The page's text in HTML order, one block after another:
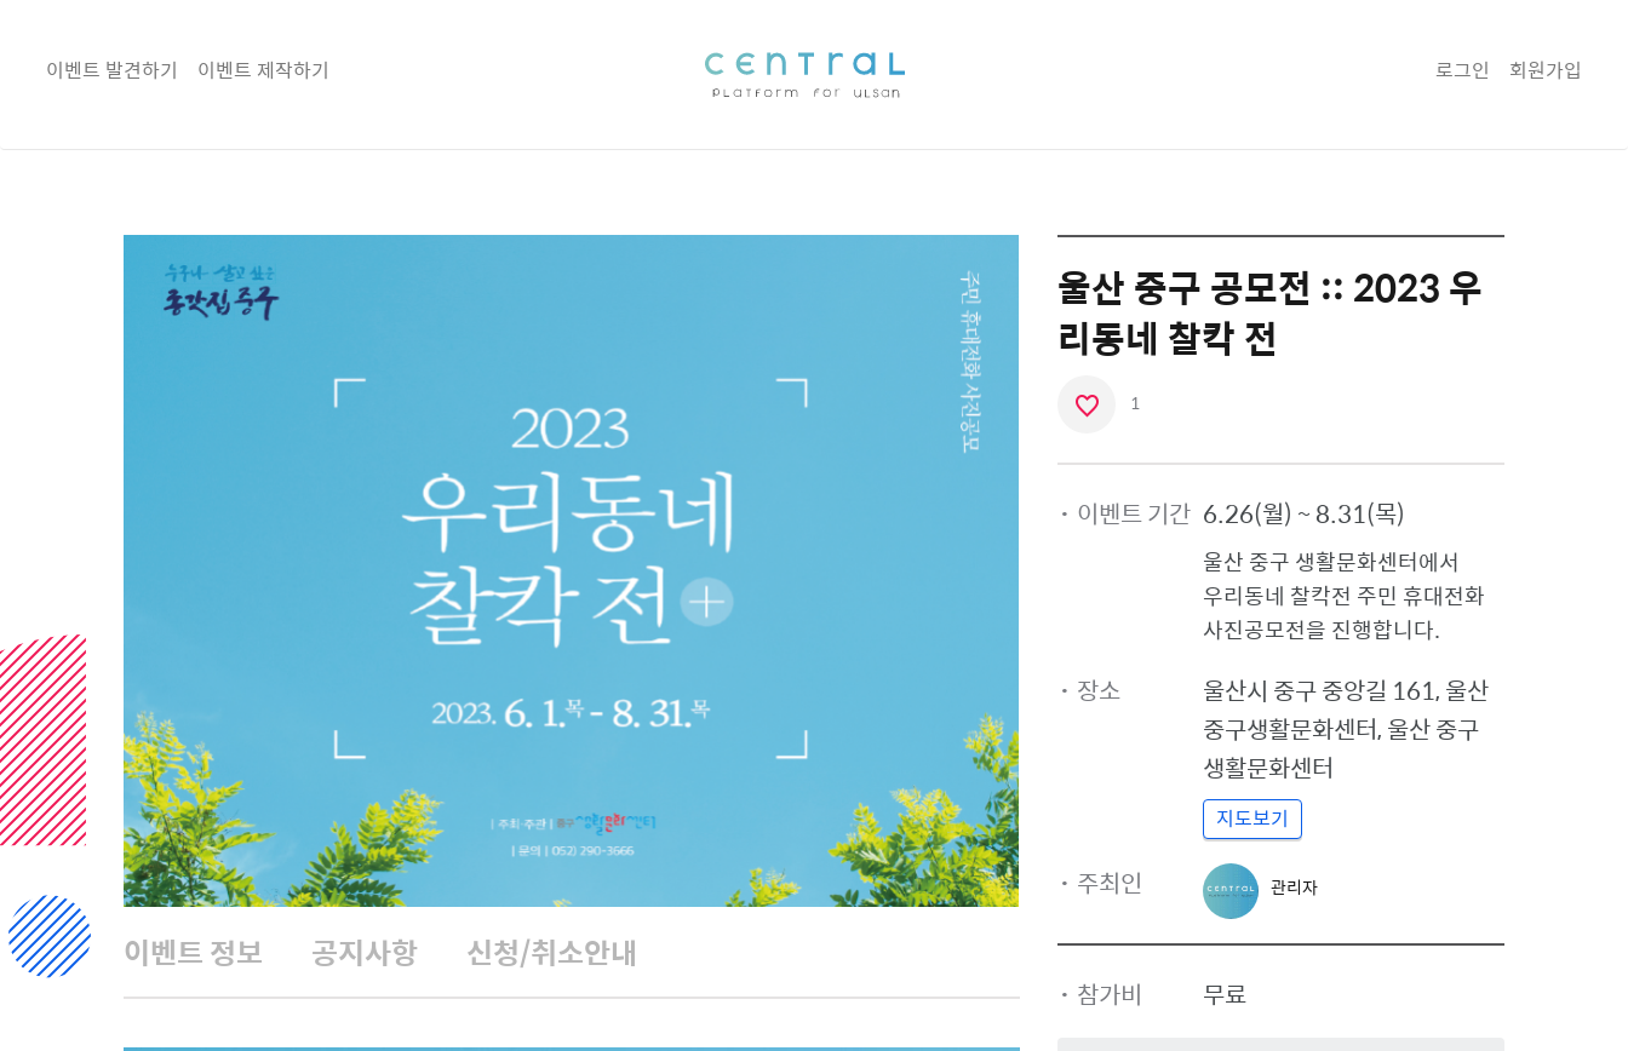
이벤트 발견하기 이벤트 제작하기 로그인 회원가입
울산 중구 공모전 :: 2023 우
리동네 찰칵 전
아
요
아
1
· 이벤트 기간 6.26(월) ~ 8.31(목)
울산 중구 생활문화센터에서
우리동네 찰칵전 주민 휴대전화
사진공모전을 진행합니다.
· 장소 울산시 중구중앙길 161, 울산
중구생활문화센터,울산 중구
생활문화센터
지도보기
· 주최인
관
리
자
프
필
관리자
· 참가비 무료
이벤트 정보 공지사항 신청/취소안내